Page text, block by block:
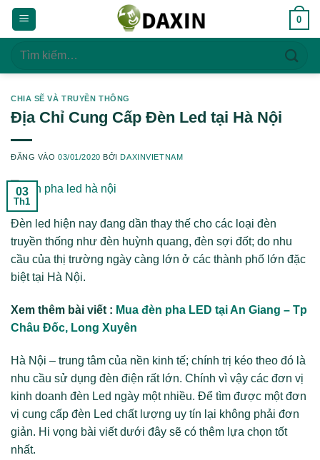
Bỏ
qua
dung
0
Tìm
CHIA SẼ VÀ TRUYỀN THÔNG
Địa Chỉ Cung Cấp Đèn Led tại Hà Nội
ĐĂNG VÀO03/01/2020 BỞIDAXINVIETNAM
03
Th1
Đèn led hiện nay đang dần thay thế cho các loại đèn
truyền thống như đèn huỳnh quang, đèn sợi đốt; do nhu
cầu của thị trường ngày càng lớn ở các thành phố lớn đặc
biệt tại Hà Nội.
Xem thêm bài viết : Mua đèn pha LED tại An Giang – Tp
Châu Đốc, Long Xuyên
Hà Nội – trung tâm của nền kinh tế; chính trị kéo theo đó là
nhu cầu sử dụng đèn điện rất lớn. Chính vì vậy các đơn vị
kinh doanh đèn Led ngày một nhiều. Để tìm được một đơn
vị cung cấp đèn Led chất lượng uy tín lại không phải đơn
giản. Hi vọng bài viết dưới đây sẽ có thêm lựa chọn tốt
nhất.